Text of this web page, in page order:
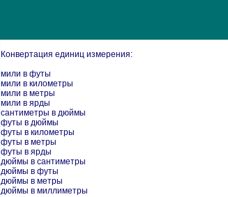
Конвертация единиц измерения:
мили в футы
мили в километры
мили в метры
мили в ярды
сантиметры в дюймы
футы в дюймы
футы в километры
футы в метры
футы в ярды
дюймы в сантиметры
дюймы в футы
дюймы в метры
дюймы в миллиметры